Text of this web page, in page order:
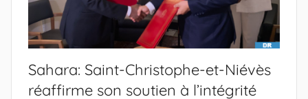
Sahara: Saint-Christophe-et-Niévès
réaffirme son soutien à l’intégrité